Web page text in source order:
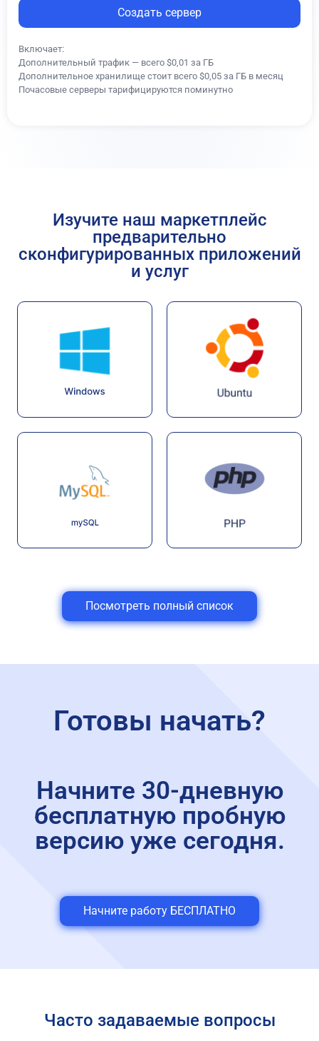
Создать сервер
Включает:
Дополнительный трафик — всего $0,01 за ГБ
Дополнительное хранилище стоит всего $0,05 за ГБ в месяц
Почасовые серверы тарифицируются поминутно
Изучите наш маркетплейс
предварительно
сконфигурированных приложений
и услуг
Посмотреть полный список
Готовы начать?
Начните 30-дневную
бесплатную пробную
версию уже сегодня.
Начните работу БЕСПЛАТНО
Часто задаваемые вопросы